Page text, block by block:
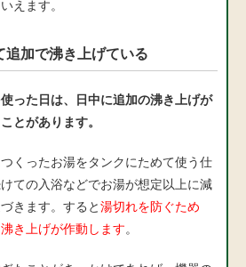
えます。
追加で沸き上げている
った日は、日中に追加の沸き上げが
とがあります。
くったお湯をタンクにためて使う仕
ての入浴などでお湯が想定以上に減
きます。すると湯切れを防ぐため
き上げが作動します。